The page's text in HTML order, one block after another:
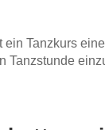
Tanzkurs
Tanzstunde